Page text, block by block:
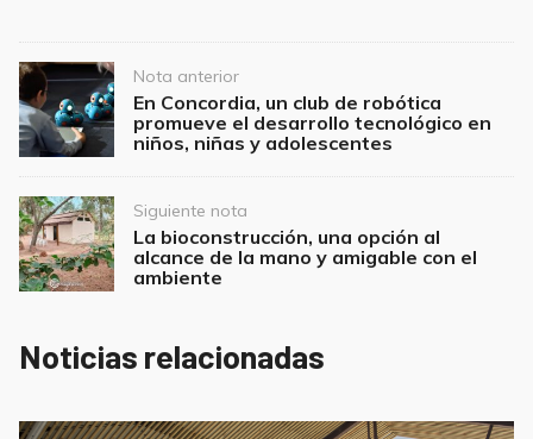
o
k
p
Post
navigation
Nota anterior
En Concordia, un club de robótica
promueve el desarrollo tecnológico en
niños, niñas y adolescentes
Siguiente nota
La bioconstrucción, una opción al
alcance de la mano y amigable con el
ambiente
Noticias relacionadas